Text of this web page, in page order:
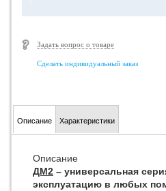
Задать вопрос о товаре
Сделать индивидуальный заказ
Описание Характеристики
Описание
ДМ2 – универсальная
эксплуатацию в любых